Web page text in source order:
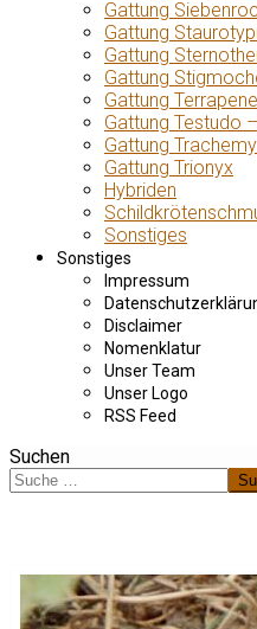
Gattung
Gattung
Gattung
Gattung
Gattung
Gattung Testudo
Gattung
Gattung Trionyx
Hybriden
Sonstiges
Sonstiges
Impressum
Disclaimer
Nomenklatur
Unser Team
Unser Logo
RSS Feed
Suchen